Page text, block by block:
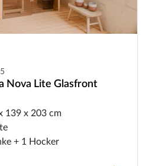
Nova Lite Glasfront
139 x 203 cm
+ 1 Hocker